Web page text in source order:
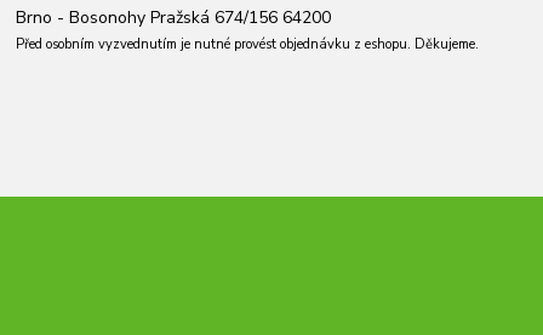
Brno - Bosonohy Pražská 674/156 64200
Před osobním vyzvednutím je nutné provést objednávku z eshopu. Děkujeme.